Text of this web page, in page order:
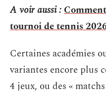
A voir aussi :
tournoi de tennis
Certaines académies
variantes encore plus
4 jeux, ou des «